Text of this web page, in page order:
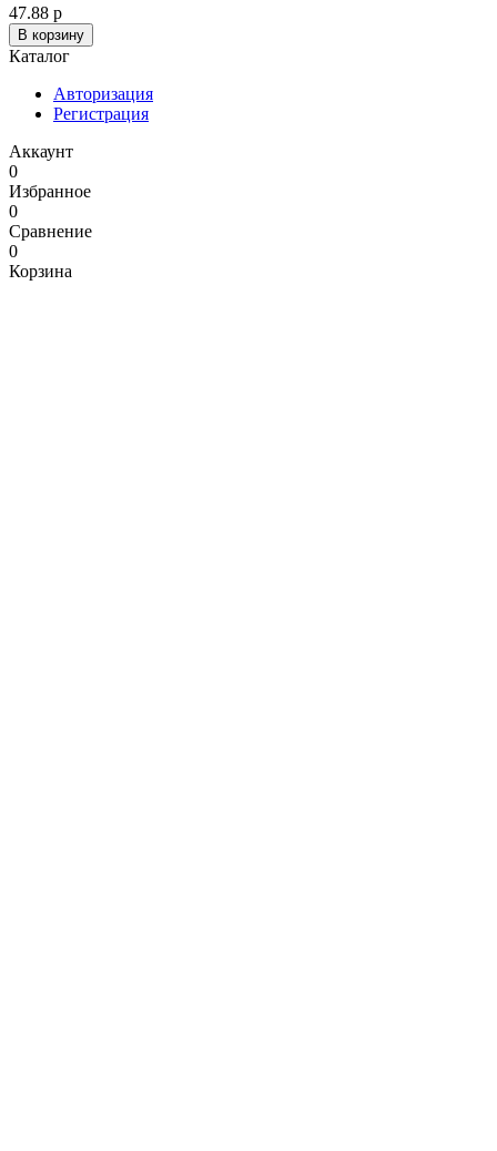
47.88 р
В корзину
Каталог
Авторизация
Регистрация
Аккаунт
0
Избранное
0
Сравнение
0
Корзина